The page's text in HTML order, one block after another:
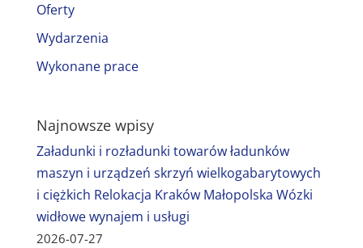
Oferty
Wydarzenia
Wykonane prace
Najnowsze wpisy
Załadunki i rozładunki towarów ładunków
maszyn i urządzeń skrzyń wielkogabarytowych
i ciężkich Relokacja Kraków Małopolska Wózki
widłowe wynajem i usługi
2026-07-27